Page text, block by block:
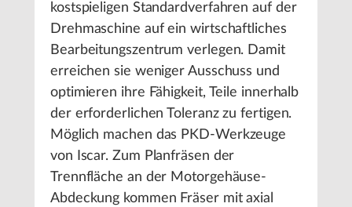
kostspieligen Standardverfahren auf der
Drehmaschine auf ein wirtschaftliches
Bearbeitungszentrum verlegen. Damit
erreichen sie weniger Ausschuss und
optimieren ihre Fähigkeit, Teile innerhalb
der erforderlichen Toleranz zu fertigen.
Möglich machen das PKD-Werkzeuge
von Iscar. Zum Planfräsen der
Trennfläche an der Motorgehäuse-
Abdeckung kommen Fräser mit axial